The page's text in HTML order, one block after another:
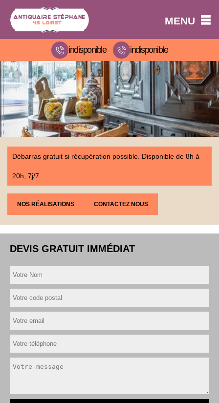
MENU
indisponible indisponible
Débarras gratuit si récupération possible. Disponible de 8h à
20h, 7j/7.
NOS RÉALISATIONS CONTACTEZ NOUS
DEVIS GRATUIT IMMÉDIAT